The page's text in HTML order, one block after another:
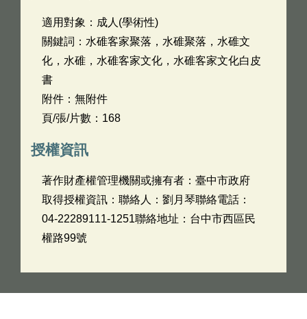
適用對象：成人(學術性)
關鍵詞：水碓客家聚落，水碓聚落，水碓文
化，水碓，水碓客家文化，水碓客家文化白皮
書
附件：無附件
頁/張/片數：168
授權資訊
著作財產權管理機關或擁有者：臺中市政府
取得授權資訊：聯絡人：劉月琴聯絡電話：
04-22289111-1251聯絡地址：台中市西區民
權路99號